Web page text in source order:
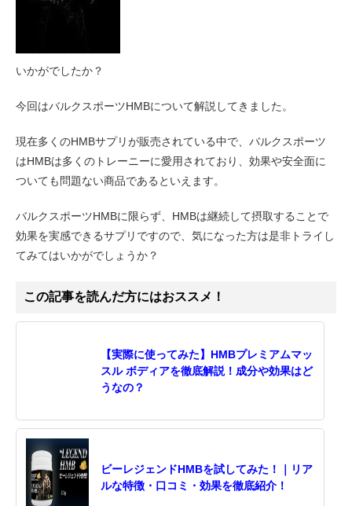
いかがでしたか？
今回はバルクスポーツHMBについて解説してきました。
現在多くのHMBサプリが販売されている中で、バルクスポーツ
はHMBは多くのトレーニーに愛用されており、効果や安全面に
ついても問題ない商品であるといえます。
バルクスポーツHMBに限らず、HMBは継続して摂取することで
効果を実感できるサプリですので、気になった方は是非トライし
てみてはいかがでしょうか？
この記事を読んだ方にはおススメ！
【実際に使ってみた】HMBプレミアムマッ
スル ボディアを徹底解説！成分や効果はど
うなの？
ビーレジェンドHMBを試してみた！｜リア
ルな特徴・口コミ・効果を徹底紹介！